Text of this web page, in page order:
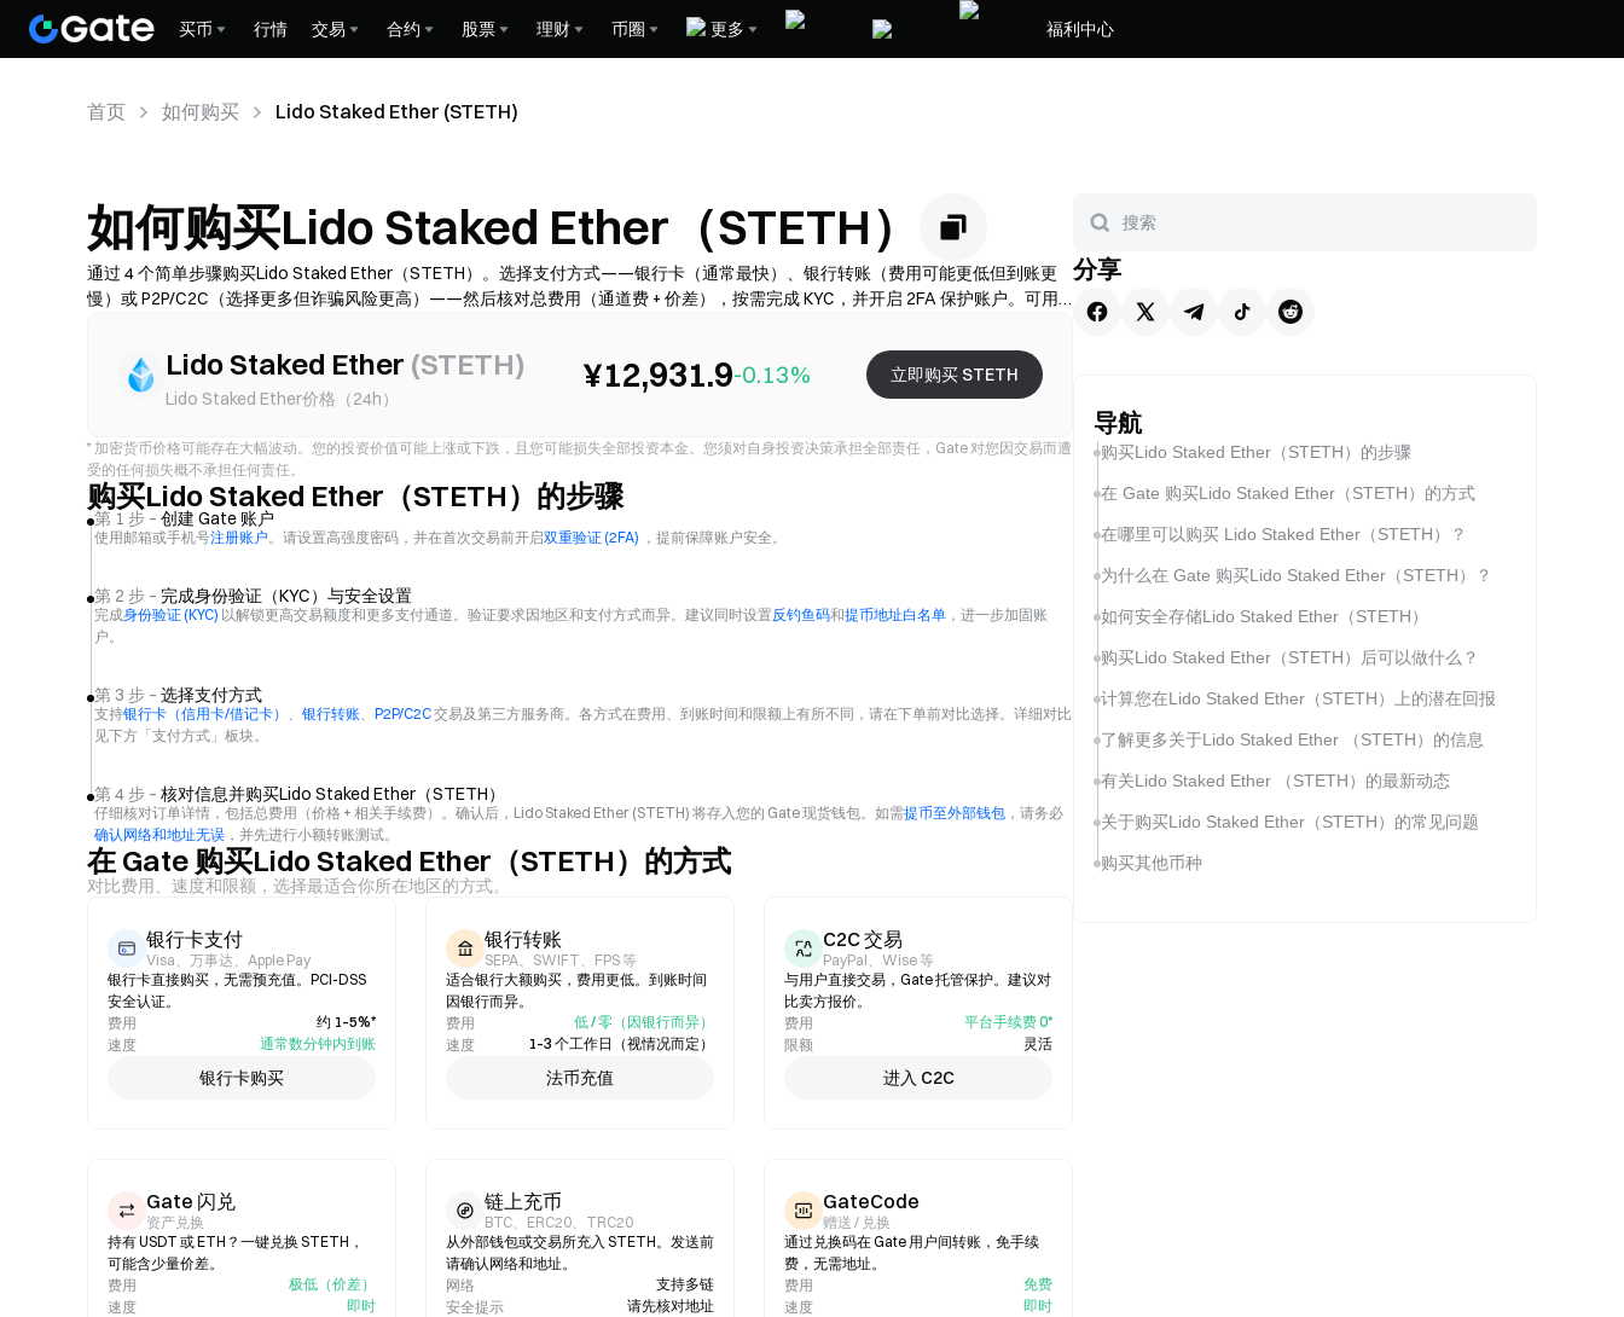
买币 行情 交易 合约 股票 理财 币圈 更多 福利中心
首页 如何购买 Lido Staked Ether (STETH)
如何购买Lido Staked Ether（STETH）
通过 4 个简单步骤购买Lido Staked Ether（STETH）。选择支付方式——银行卡（通常最快）、银行转账（费用可能更低但到账更
慢）或 P2P/C2C（选择更多但诈骗风险更高）——然后核对总费用（通道费 + 价差），按需完成 KYC，并开启 2FA 保护账户。可用
Lido Staked Ether (STETH)
Lido Staked Ether价格（24h）
¥12,931.9-0.13% 立即购买 STETH
* 加密货币价格可能存在大幅波动。您的投资价值可能上涨或下跌，且您可能损失全部投资本金。您须对自身投资决策承担全部责任，Gate 对您因交易而遭
受的任何损失概不承担任何责任。
购买Lido Staked Ether（STETH）的步骤
第 1 步 – 创建 Gate 账户
使用邮箱或手机号注册账户。请设置高强度密码，并在首次交易前开启双重验证 (2FA) ，提前保障账户安全。
第 2 步 – 完成身份验证（KYC）与安全设置
完成身份验证 (KYC) 以解锁更高交易额度和更多支付通道。验证要求因地区和支付方式而异。建议同时设置反钓鱼码和提币地址白名单 ，进一步加固账
户。
第 3 步 – 选择支付方式
支持银行卡（信用卡/借记卡） 、 银行转账、 P2P/C2C交易及第三方服务商。各方式在费用、到账时间和限额上有所不同，请在下单前对比选择。详细对比
见下方「支付方式」板块。
第 4 步 – 核对信息并购买Lido Staked Ether（STETH）
仔细核对订单详情，包括总费用（价格 + 相关手续费）。确认后，Lido Staked Ether (STETH) 将存入您的 Gate 现货钱包。如需提币至外部钱包 ，请务必
确认网络和地址无误 ，并先进行小额转账测试。
在 Gate 购买Lido Staked Ether（STETH）的方式
对比费用、速度和限额，选择最适合你所在地区的方式。
银行卡支付
Visa、万事达、Apple Pay
银行卡直接购买，无需预充值。PCI-DSS
安全认证。
费用
约 1–5%*
速度
通常数分钟内到账
银行卡购买
银行转账
SEPA、SWIFT、FPS 等
适合银行大额购买，费用更低。到账时间
因银行而异。
费用
低 / 零（因银行而异）
速度
1–3 个工作日（视情况而定）
法币充值
C2C 交易
PayPal、Wise 等
与用户直接交易，Gate 托管保护。建议对
比卖方报价。
费用
平台手续费 0*
限额
灵活
进入 C2C
Gate 闪兑
资产兑换
持有 USDT 或 ETH？一键兑换 STETH，
可能含少量价差。
费用
极低（价差）
速度
即时
链上充币
BTC、ERC20、TRC20
从外部钱包或交易所充入 STETH。发送前
请确认网络和地址。
网络
支持多链
安全提示
请先核对地址
GateCode
赠送 / 兑换
通过兑换码在 Gate 用户间转账，免手续
费，无需地址。
费用
免费
速度
即时
分享
导航
购买Lido Staked Ether（STETH）的步骤
在 Gate 购买Lido Staked Ether（STETH）的方式
在哪里可以购买 Lido Staked Ether（STETH）？
为什么在 Gate 购买Lido Staked Ether（STETH）？
如何安全存储Lido Staked Ether（STETH）
购买Lido Staked Ether（STETH）后可以做什么？
计算您在Lido Staked Ether（STETH）上的潜在回报
了解更多关于Lido Staked Ether （STETH）的信息
有关Lido Staked Ether （STETH）的最新动态
关于购买Lido Staked Ether（STETH）的常见问题
购买其他币种